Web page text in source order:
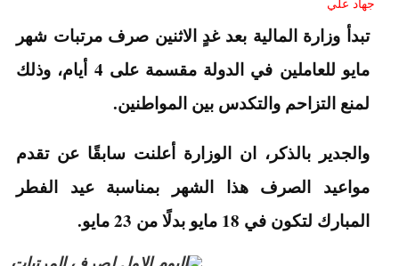
جهاد علي
تبدأ وزارة المالية بعد غدٍ الاثنين صرف مرتبات شهر
مايو للعاملين في الدولة مقسمة على 4 أيام، وذلك
لمنع التزاحم والتكدس بين المواطنين.
والجدير بالذكر، ان الوزارة أعلنت سابقًا عن تقدم
مواعيد الصرف هذا الشهر بمناسبة عيد الفطر
المبارك لتكون في 18 مايو بدلًا من 23 مايو.